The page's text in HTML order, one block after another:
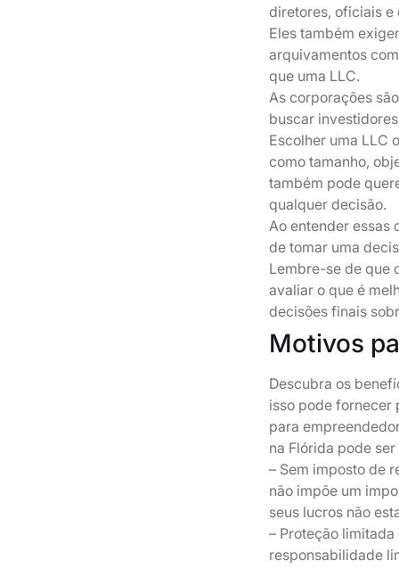
diretores, oficiais
Eles também
arquivamentos
que uma LLC.
As corporações
buscar
Escolher uma LLC
como tamanho,
também pode
qualquer decisão.
Ao entender essas
de tomar uma
Lembre-se de que
avaliar o que é
decisões finais
Motivos
Descubra os
isso pode fornecer
para
na Flórida pode
– Sem imposto de
não impõe um
seus lucros não
– Proteção
responsabilidade